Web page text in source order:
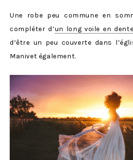
Une robe peu commune en
compléter d’un long voile en
d’être un peu couverte dans
Manivet également.